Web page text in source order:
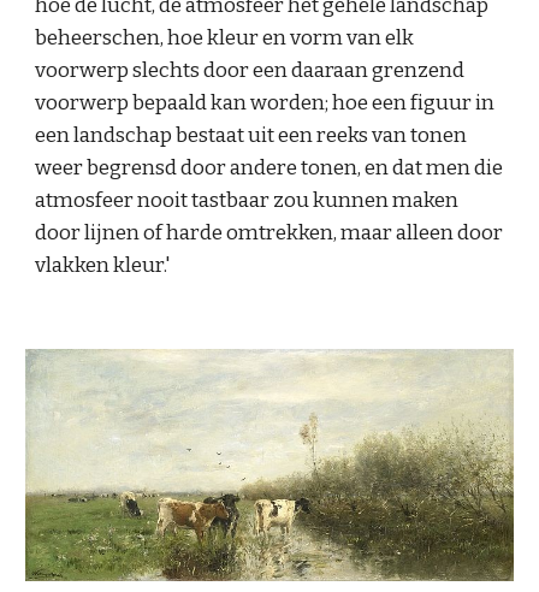
hoe de lucht, de atmosfeer het gehele landschap
beheerschen, hoe kleur en vorm van elk
voorwerp slechts door een daaraan grenzend
voorwerp bepaald kan worden; hoe een figuur in
een landschap bestaat uit een reeks van tonen
weer begrensd door andere tonen, en dat men die
atmosfeer nooit tastbaar zou kunnen maken
door lijnen of harde omtrekken, maar alleen door
vlakken kleur.'